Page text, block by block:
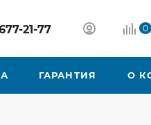
21-77 0
ГАРАНТИЯ О